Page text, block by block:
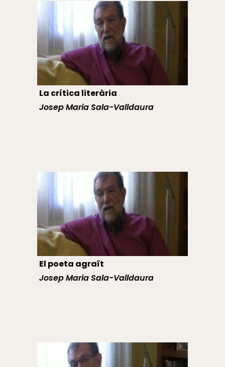
La crítica literària
Josep Maria Sala-Valldaura
El poeta agraït
Josep Maria Sala-Valldaura